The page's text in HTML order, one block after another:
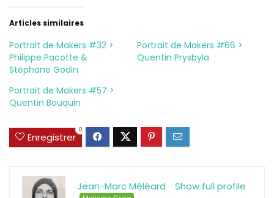
Articles similaires
Portrait de Makers #32 >
Philippe Pacotte &
Stéphane Godin
Portrait de Makers #66 >
Quentin Prysbyla
Portrait de Makers #57 >
Quentin Bouquin
Enregistrer
0
Show full profile
Jean-Marc Méléard